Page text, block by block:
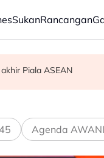
SukanRancangan
ikanPiala ASEAN
Agenda AWANI